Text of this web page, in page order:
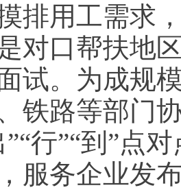
排用工需求
对口帮扶地
试。为成规
铁路等部门
”“行”“到”点
服务企业发